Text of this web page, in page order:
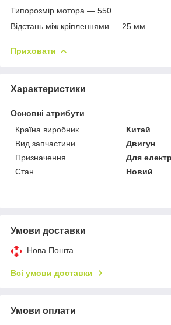
Типорозмір мотора — 550
Відстань між кріпленнями — 25 мм
Приховати
Характеристики
Основні атрибути
Країна виробник
Китай
Вид запчастини
Двигун
Призначення
Для
Стан
Новий
Умови доставки
Нова Пошта
Всі умови доставки
Умови оплати